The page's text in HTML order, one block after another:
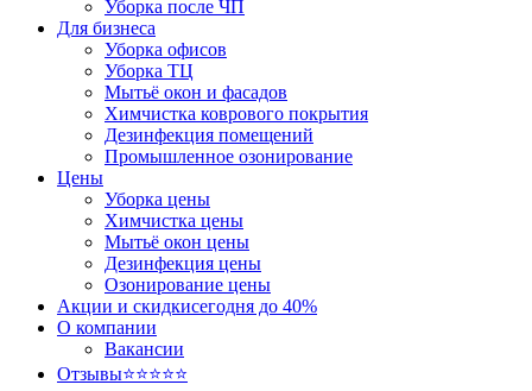
Уборка после ЧП
Для бизнеса
Уборка офисов
Уборка ТЦ
Мытьё окон и фасадов
Химчистка коврового покрытия
Дезинфекция помещений
Промышленное озонирование
Цены
Уборка цены
Химчистка цены
Мытьё окон цены
Дезинфекция цены
Озонирование цены
Акции и скидкисегодня до 40%
О компании
Вакансии
Отзывы⭐⭐⭐⭐⭐